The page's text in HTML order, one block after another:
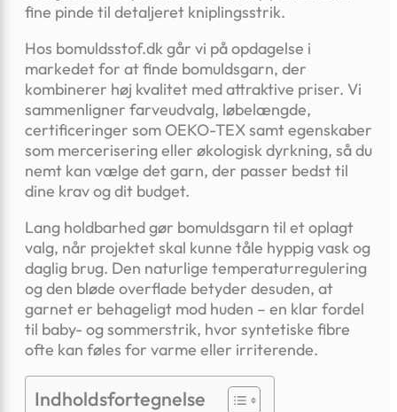
fine pinde til detaljeret kniplingsstrik.
Hos bomuldsstof.dk går vi på opdagelse i
markedet for at finde bomuldsgarn, der
kombinerer høj kvalitet med attraktive priser. Vi
sammenligner farveudvalg, løbelængde,
certificeringer som OEKO-TEX samt egenskaber
som mercerisering eller økologisk dyrkning, så du
nemt kan vælge det garn, der passer bedst til
dine krav og dit budget.
Lang holdbarhed gør bomuldsgarn til et oplagt
valg, når projektet skal kunne tåle hyppig vask og
daglig brug. Den naturlige temperaturregulering
og den bløde overflade betyder desuden, at
garnet er behageligt mod huden – en klar fordel
til baby- og sommerstrik, hvor syntetiske fibre
ofte kan føles for varme eller irriterende.
Indholdsfortegnelse